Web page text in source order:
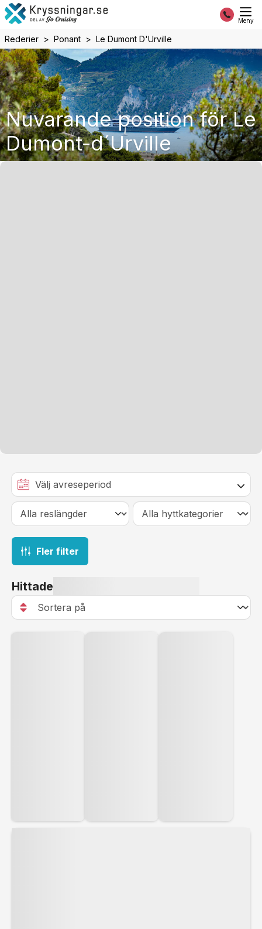
Meny
Rederier Ponant Le Dumont D'Urville
Nuvarande position för Le
Dumont-d´Urville
Fler filter
Hittade